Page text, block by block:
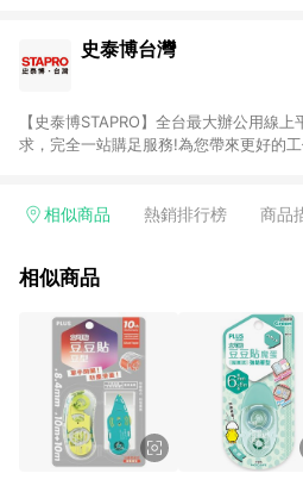
史泰博台灣
【史泰博STAPRO】全台最大辦公用線
求，完全一站購足服務!為您帶來更好的
機器、3C及電腦週邊、辦公傢俱、生活
瀏覽器於 24 小時內結帳才享有回饋。
相似商品 熱銷排行榜 商品
相似商品